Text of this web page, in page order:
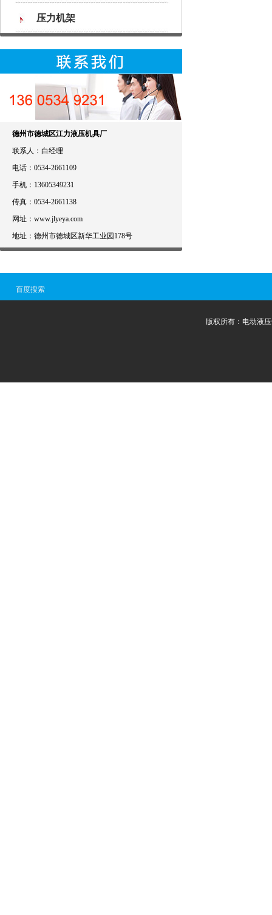
压力机架
德州市德城区江力液压机具厂
联系人：白经理
电话：0534-2661109
手机：13605349231
传真：0534-2661138
网址：www.jlyeya.com
地址：德州市德城区新华工业园178号
百度搜索
版权所有：电动液